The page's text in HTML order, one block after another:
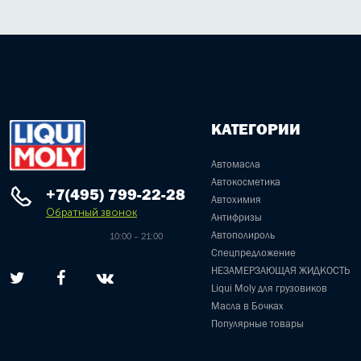
+7(495) 799-22-28
Обратный звонок
10:00 – 21:00
КАТЕГОРИИ
Автомасла
Автокосметика
Автохимия
Антифризы
Автополироль
Спецпредложение
НЕЗАМЕРЗАЮЩАЯ ЖИДКОСТЬ
Liqui Moly для грузовиков
Масла в Бочках
Популярные товары